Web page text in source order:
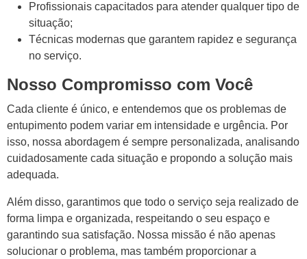
Profissionais capacitados para atender qualquer tipo de
situação;
Técnicas modernas que garantem rapidez e segurança
no serviço.
Nosso Compromisso com Você
Cada cliente é único, e entendemos que os problemas de
entupimento podem variar em intensidade e urgência. Por
isso, nossa abordagem é sempre personalizada, analisando
cuidadosamente cada situação e propondo a solução mais
adequada.
Além disso, garantimos que todo o serviço seja realizado de
forma limpa e organizada, respeitando o seu espaço e
garantindo sua satisfação. Nossa missão é não apenas
solucionar o problema, mas também proporcionar a